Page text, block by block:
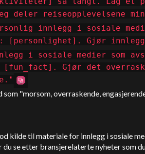
deler reiseopplevelsene
innlegg i sosiale
[personlighet]. Gjør
i sosiale medier som
[fun_fact]. Gjør det
som "morsom, overraskende,
kilde til materiale for innlegg i sosiale
se etter bransjerelaterte nyheter som